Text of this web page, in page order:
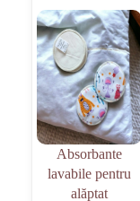
Absorbante
lavabile pentru
alăptat